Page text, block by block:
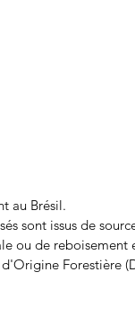
au Brésil.
sont issus de
ou de reboisement
Forestière